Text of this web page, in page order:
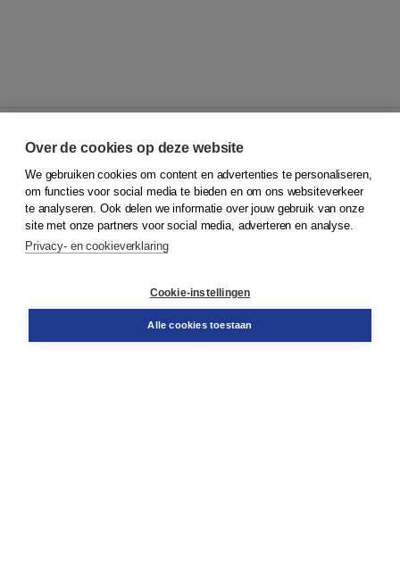
© 2026Koninklijke Boom uitgevers
Klantenservice
Service & informatie
Contact
Over de cookies op deze website
We gebruiken cookies om content en advertenties te personaliseren,
om functies voor social media te bieden en om ons websiteverkeer
te analyseren. Ook delen we informatie over jouw gebruik van onze
site met onze partners voor social media, adverteren en analyse.
Privacy- en cookieverklaring
Cookie-instellingen
Alle cookies toestaan